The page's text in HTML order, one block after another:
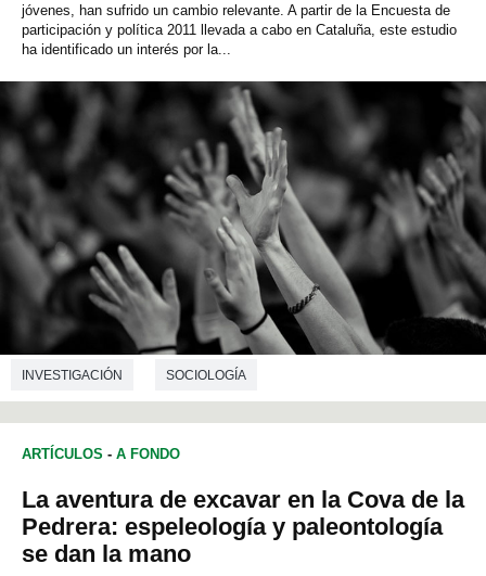
jóvenes, han sufrido un cambio relevante. A partir de la Encuesta de
participación y política 2011 llevada a cabo en Cataluña, este estudio
ha identificado un interés por la...
INVESTIGACIÓN SOCIOLOGÍA
ARTÍCULOS - A FONDO
La aventura de excavar en la Cova de la
Pedrera: espeleología y paleontología
se dan la mano